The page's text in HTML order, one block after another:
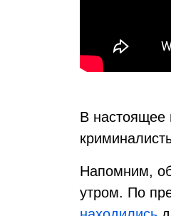
В настоящее
Напомним, об
утром. По